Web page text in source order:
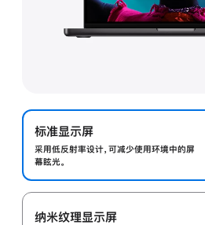
标准显示屏
采用低反射率设计，可减少使用环境中的屏
幕眩光。
纳米纹理显示屏